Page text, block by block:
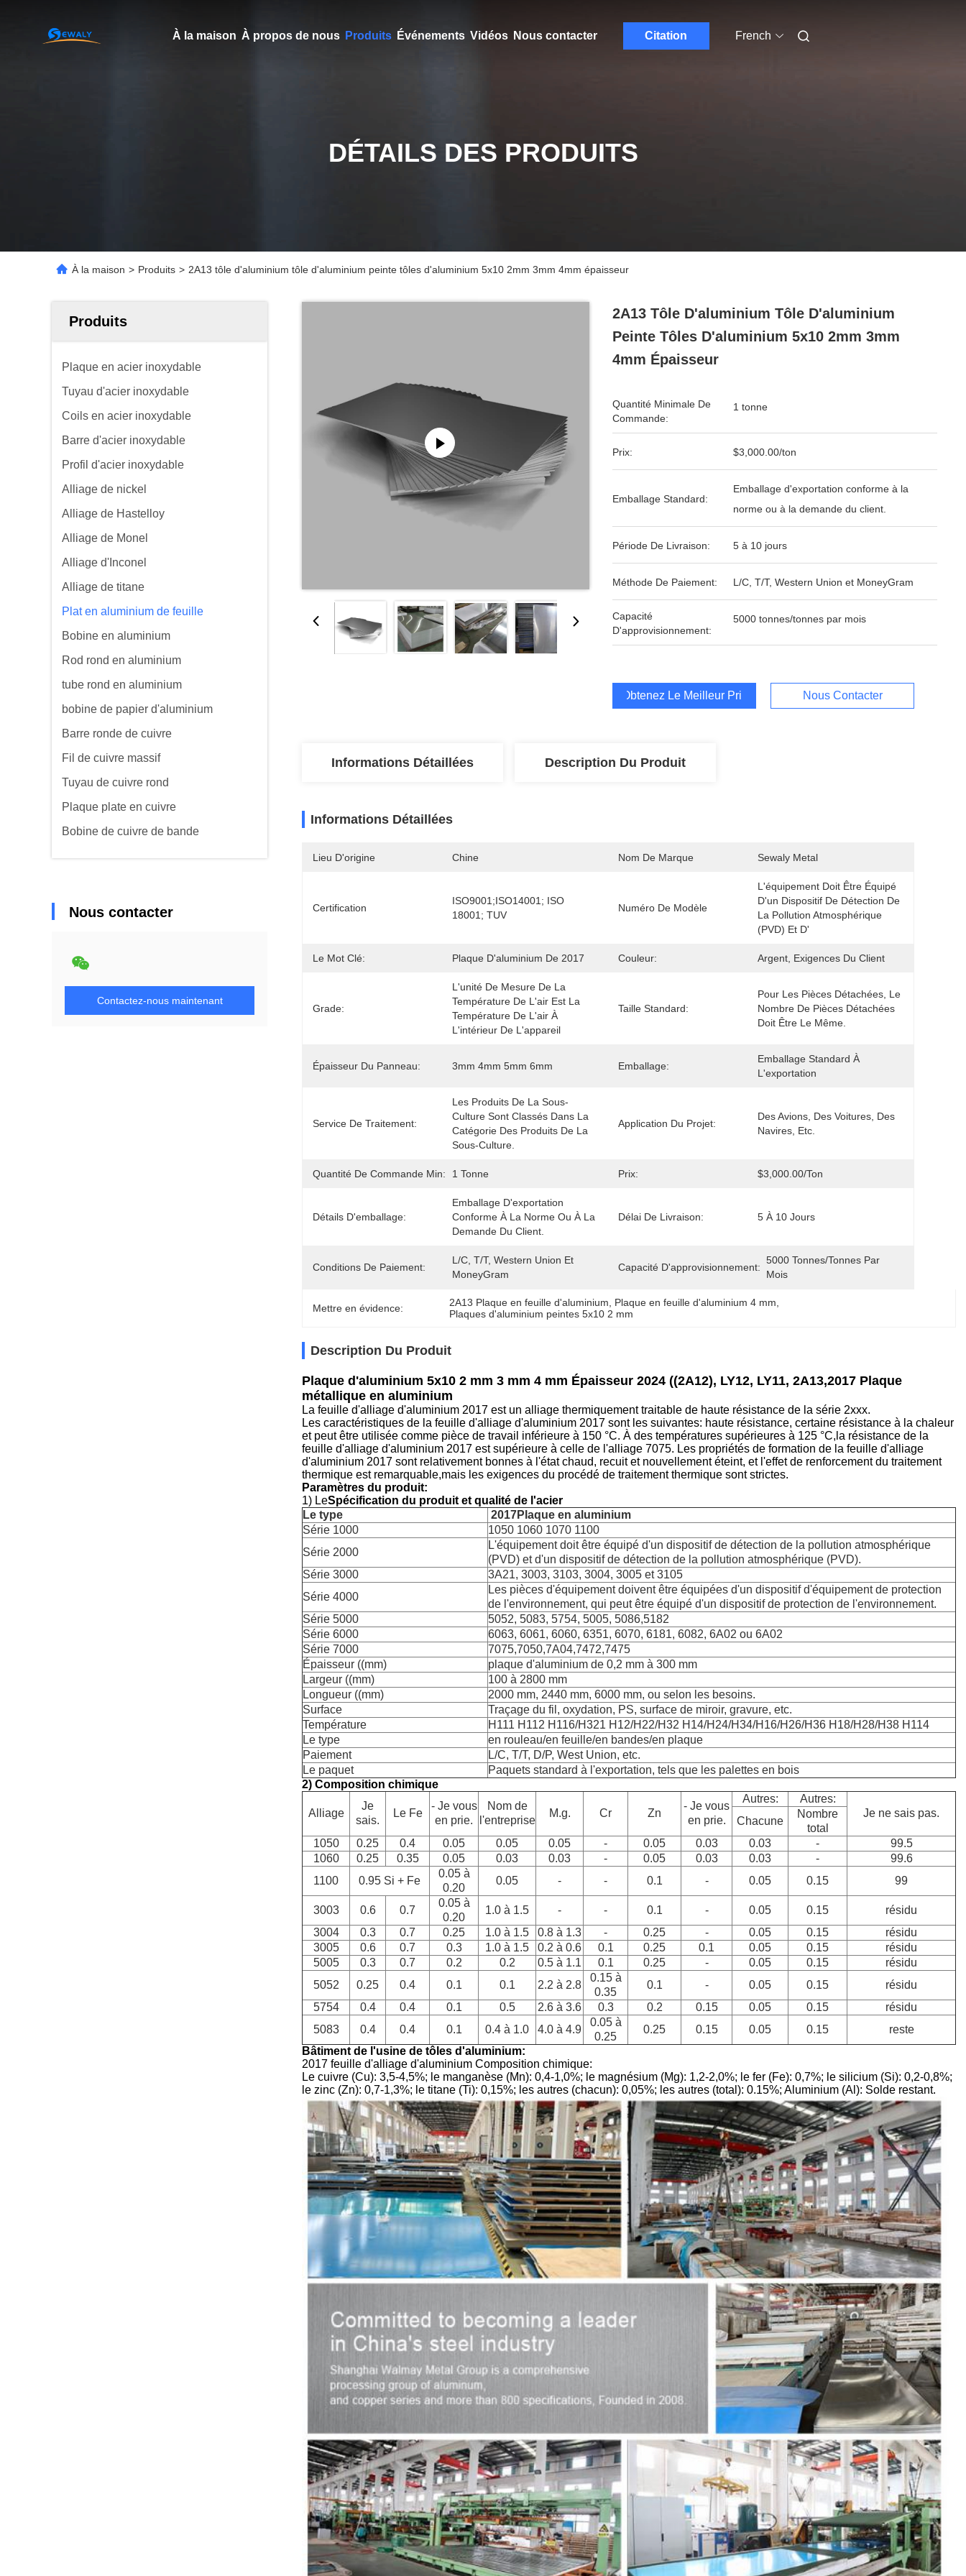
À la maison À propos de nous Produits Événements Vidéos Nous contacter Citation French
DÉTAILS DES PRODUITS
À la maison > Produits > 2A13 tôle d'aluminium tôle d'aluminium peinte tôles d'aluminium 5x10 2mm 3mm 4mm épaisseur
Produits
Plaque en acier inoxydable
Tuyau d'acier inoxydable
Coils en acier inoxydable
Barre d'acier inoxydable
Profil d'acier inoxydable
Alliage de nickel
Alliage de Hastelloy
Alliage de Monel
Alliage d'Inconel
Alliage de titane
Plat en aluminium de feuille
Bobine en aluminium
Rod rond en aluminium
tube rond en aluminium
bobine de papier d'aluminium
Barre ronde de cuivre
Fil de cuivre massif
Tuyau de cuivre rond
Plaque plate en cuivre
Bobine de cuivre de bande
Nous contacter
Contactez-nous maintenant
2A13 Tôle D'aluminium Tôle D'aluminium
Peinte Tôles D'aluminium 5x10 2mm 3mm
4mm Épaisseur
Quantité Minimale De
Commande:
1 tonne
Prix: $3,000.00/ton
Emballage Standard:
Emballage d'exportation conforme à la
norme ou à la demande du client.
Période De Livraison: 5 à 10 jours
Méthode De Paiement: L/C, T/T, Western Union et MoneyGram
Capacité
D'approvisionnement:
5000 tonnes/tonnes par mois
Obtenez Le Meilleur Prix Nous Contacter
Informations Détaillées Description Du Produit
Informations Détaillées
Lieu D'origine Chine Nom De Marque Sewaly Metal
Certification
ISO9001;ISO14001; ISO
18001; TUV
Numéro De Modèle
L'équipement Doit Être Équipé
D'un Dispositif De Détection De
La Pollution Atmosphérique
(PVD) Et D'
Le Mot Clé: Plaque D'aluminium De 2017 Couleur: Argent, Exigences Du Client
Grade:
L'unité De Mesure De La
Température De L'air Est La
Température De L'air À
L'intérieur De L'appareil
Taille Standard:
Pour Les Pièces Détachées, Le
Nombre De Pièces Détachées
Doit Être Le Même.
Épaisseur Du Panneau: 3mm 4mm 5mm 6mm Emballage:
Emballage Standard À
L'exportation
Service De Traitement:
Les Produits De La Sous-
Culture Sont Classés Dans La
Catégorie Des Produits De La
Sous-Culture.
Application Du Projet:
Des Avions, Des Voitures, Des
Navires, Etc.
Quantité De Commande Min: 1 Tonne Prix: $3,000.00/ton
Détails D'emballage:
Emballage D'exportation
Conforme À La Norme Ou À La
Demande Du Client.
Délai De Livraison: 5 À 10 Jours
Conditions De Paiement:
L/C, T/T, Western Union Et
MoneyGram
Capacité D'approvisionnement:
5000 Tonnes/tonnes Par
Mois
Mettre en évidence: 2A13 Plaque en feuille d'aluminium Plaque en feuille d'aluminium 4 mm
Plaques d'aluminium peintes 5x10 2 mm
Description Du Produit
Plaque d'aluminium 5x10 2 mm 3 mm 4 mm Épaisseur 2024 ((2A12), LY12, LY11, 2A13,2017 Plaque
métallique en aluminium
La feuille d'alliage d'aluminium 2017 est un alliage thermiquement traitable de haute résistance de la série 2xxx.
Les caractéristiques de la feuille d'alliage d'aluminium 2017 sont les suivantes: haute résistance, certaine résistance à la chaleur
et peut être utilisée comme pièce de travail inférieure à 150 °C. À des températures supérieures à 125 °C,la résistance de la
feuille d'alliage d'aluminium 2017 est supérieure à celle de l'alliage 7075. Les propriétés de formation de la feuille d'alliage
d'aluminium 2017 sont relativement bonnes à l'état chaud, recuit et nouvellement éteint, et l'effet de renforcement du traitement
thermique est remarquable,mais les exigences du procédé de traitement thermique sont strictes.
Paramètres du produit:
1) LeSpécification du produit et qualité de l'acier
Le type
2017Plaque en aluminium
Série 1000
1050 1060 1070 1100
Série 2000
L'équipement doit être équipé d'un dispositif de détection de la pollution atmosphérique
(PVD) et d'un dispositif de détection de la pollution atmosphérique (PVD).
Série 3000
3A21, 3003, 3103, 3004, 3005 et 3105
Série 4000
Les pièces d'équipement doivent être équipées d'un dispositif d'équipement de protection
de l'environnement, qui peut être équipé d'un dispositif de protection de l'environnement.
Série 5000
5052, 5083, 5754, 5005, 5086,5182
Série 6000
6063, 6061, 6060, 6351, 6070, 6181, 6082, 6A02 ou 6A02
Série 7000
7075,7050,7A04,7472,7475
Épaisseur ((mm)
plaque d'aluminium de 0,2 mm à 300 mm
Largeur ((mm)
100 à 2800 mm
Longueur ((mm)
2000 mm, 2440 mm, 6000 mm, ou selon les besoins.
Surface
Traçage du fil, oxydation, PS, surface de miroir, gravure, etc.
Température
H111 H112 H116/H321 H12/H22/H32 H14/H24/H34/H16/H26/H36 H18/H28/H38 H114
Le type
en rouleau/en feuille/en bandes/en plaque
Paiement
L/C, T/T, D/P, West Union, etc.
Le paquet
Paquets standard à l'exportation, tels que les palettes en bois
2) Composition chimique
Alliage
Je
sais.
Le Fe
- Je vous
en prie.
Nom de
l'entreprise
M.g. Cr Zn
- Je vous
en prie.
Autres:
Autres:
Je ne sais pas.
Chacune
Nombre
total
1050
0.25 0.4 0.05 0.05 0.05 - 0.05 0.03 0.03 -
99.5
1060
0.25 0.35 0.05 0.03 0.03 - 0.05 0.03 0.03 -
99.6
1100
0.95 Si + Fe
0.05 à
0.20
0.05 - - 0.1 - 0.05 0.15 99
3003 0.6 0.7
0.05 à
0.20
1.0 à 1.5 - - 0.1 - 0.05 0.15
résidu
3004
0.3 0.7 0.25 1.0 à 1.5 0.8 à 1.3 - 0.25 - 0.05 0.15
résidu
3005
0.6 0.7 0.3 1.0 à 1.5 0.2 à 0.6 0.1 0.25 0.1 0.05 0.15
résidu
5005
0.3 0.7 0.2 0.2 0.5 à 1.1 0.1 0.25 - 0.05 0.15
résidu
5052
0.25 0.4 0.1 0.1 2.2 à 2.8
0.15 à
0.35
0.1 - 0.05 0.15
résidu
5754
0.4 0.4 0.1 0.5 2.6 à 3.6 0.3 0.2 0.15 0.05 0.15
résidu
5083
0.4 0.4 0.1 0.4 à 1.0 4.0 à 4.9
0.05 à
0.25
0.25 0.15 0.05 0.15
reste
Bâtiment de l'usine de tôles d'aluminium:
2017 feuille d'alliage d'aluminium Composition chimique:
Le cuivre (Cu): 3,5-4,5%; le manganèse (Mn): 0,4-1,0%; le magnésium (Mg): 1,2-2,0%; le fer (Fe): 0,7%; le silicium (Si): 0,2-0,8%;
le zinc (Zn): 0,7-1,3%; le titane (Ti): 0,15%; les autres (chacun): 0,05%; les autres (total): 0.15%; Aluminium (Al): Solde restant.